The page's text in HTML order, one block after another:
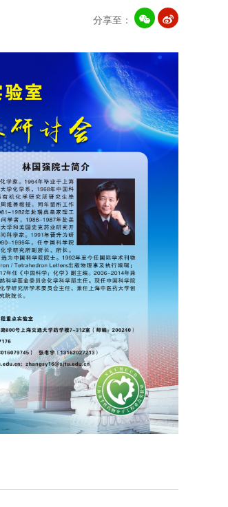
分享至：